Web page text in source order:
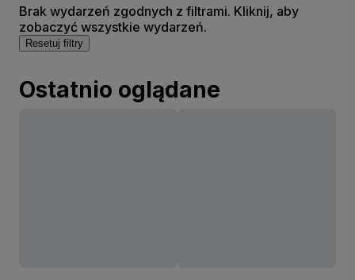
Brak wydarzeń zgodnych z filtrami. Kliknij, aby
zobaczyć wszystkie wydarzeń.
Resetuj filtry
Ostatnio oglądane